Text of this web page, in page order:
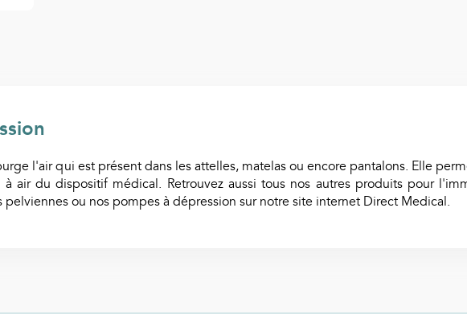
l'air qui est présent dans les attelles, matelas ou encore pantalons. Elle
à air du dispositif médical. Retrouvez aussi tous nos autres produits pour
pelviennes ou nos pompes à dépression sur notre site internet Direct Medical.